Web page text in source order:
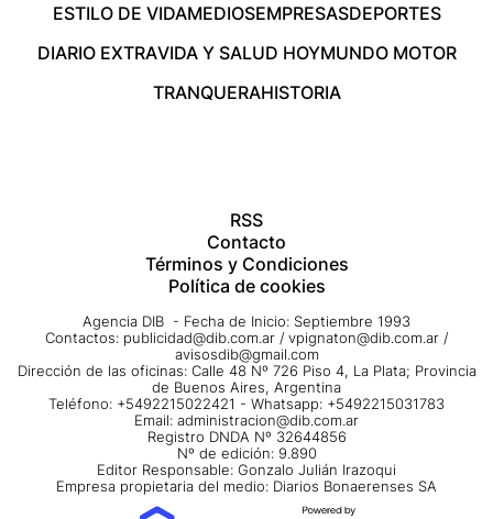
ESTILO DE VIDAMEDIOSEMPRESASDEPORTES
DIARIO EXTRAVIDA Y SALUD HOYMUNDO MOTOR
TRANQUERAHISTORIA
RSS
Contacto
Términos y Condiciones
Política de cookies
Agencia DIB - Fecha de Inicio: Septiembre 1993
Contactos: publicidad@dib.com.ar / vpignaton@dib.com.ar /
avisosdib@gmail.com
Dirección de las oficinas: Calle 48 Nº 726 Piso 4, La Plata; Provincia
de Buenos Aires, Argentina
Teléfono: +5492215022421 - Whatsapp: +5492215031783
Email: administracion@dib.com.ar
Registro DNDA Nº 32644856
Nº de edición: 9.890
Editor Responsable: Gonzalo Julián Irazoqui
Empresa propietaria del medio: Diarios Bonaerenses SA